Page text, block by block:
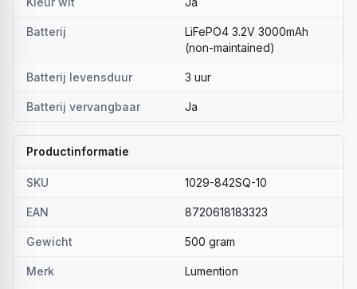
Batterij
LiFePO4 3.2V 3000mAh
(non-maintained)
Batterij levensduur 3 uur
Batterij vervangbaar Ja
Productinformatie
SKU 1029-842SQ-10
EAN 8720618183323
Gewicht 500 gram
Merk Lumention